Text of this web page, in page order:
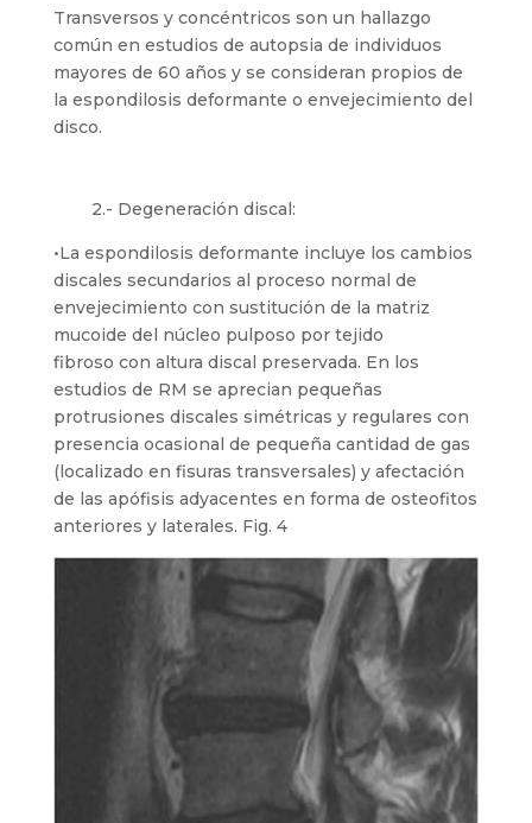
Transversos y concéntricos son un hallazgo
común en estudios de autopsia de individuos
mayores de 60 años y se consideran propios de
la espondilosis deformante o envejecimiento del
disco.
2.- Degeneración discal:
•La espondilosis deformante incluye los cambios
discales secundarios al proceso normal de
envejecimiento con sustitución de la matriz
mucoide del núcleo pulposo por tejido
fibroso con altura discal preservada. En los
estudios de RM se aprecian pequeñas
protrusiones discales simétricas y regulares con
presencia ocasional de pequeña cantidad de gas
(localizado en fisuras transversales) y afectación
de las apófisis adyacentes en forma de osteofitos
anteriores y laterales. Fig. 4